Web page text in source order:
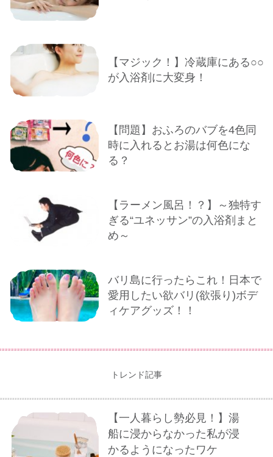
【マジック！】冷蔵庫にある○○
が入浴剤に大変身！
【問題】おふろのバブを4色同
時に入れるとお湯は何色にな
る？
【ラーメン風呂！？】～独特す
ぎる“ユネッサン”の入浴剤まと
め～
バリ島に行ったらこれ！日本で
愛用したい欲バリ(欲張り)ボデ
ィケアグッズ！！
トレンド記事
【一人暮らし勢必見！】湯
船に浸からなかった私が浸
かるようになったワケ